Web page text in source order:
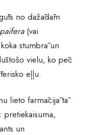
no dažādām
(vai
stumbrā un
vielu, ko pēc
eļļu.
lieto farmācijā tā
pretiekaisuma,
un